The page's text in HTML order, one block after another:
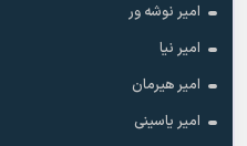
امیر نوشه ور
امیر نیا
امیر هیرمان
امیر یاسینی